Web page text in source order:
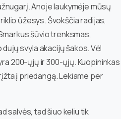
Anoje laukymėje mūsų
ūžesys. Švokščia radijas,
šūvio trenksmas,
svyla akacijų šakos. Vėl
200-ųjų ir 300-ųjų. Kuopininkas
į priedangą. Lekiame per
salvės, tad šiuo keliu tik